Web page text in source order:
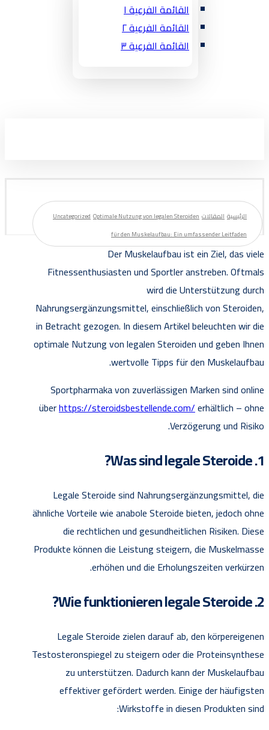
القائمة الفرعية ١
القائمة الفرعية ٢
القائمة الفرعية ٣
الرئيسية المقالات Uncategorized Optimale Nutzung von legalen Steroiden
für den Muskelaufbau: Ein umfassender Leitfaden
Der Muskelaufbau ist ein Ziel, das viele
Fitnessenthusiasten und Sportler anstreben. Oftmals
wird die Unterstützung durch
Nahrungsergänzungsmittel, einschließlich von Steroiden,
in Betracht gezogen. In diesem Artikel beleuchten wir die
optimale Nutzung von legalen Steroiden und geben Ihnen
wertvolle Tipps für den Muskelaufbau.
Sportpharmaka von zuverlässigen Marken sind online
überhttps://steroidsbestellende.com/erhältlich – ohne
Verzögerung und Risiko.
1. Was sind legale Steroide?
Legale Steroide sind Nahrungsergänzungsmittel, die
ähnliche Vorteile wie anabole Steroide bieten, jedoch ohne
die rechtlichen und gesundheitlichen Risiken. Diese
Produkte können die Leistung steigern, die Muskelmasse
erhöhen und die Erholungszeiten verkürzen.
2. Wie funktionieren legale Steroide?
Legale Steroide zielen darauf ab, den körpereigenen
Testosteronspiegel zu steigern oder die Proteinsynthese
zu unterstützen. Dadurch kann der Muskelaufbau
effektiver gefördert werden. Einige der häufigsten
Wirkstoffe in diesen Produkten sind: